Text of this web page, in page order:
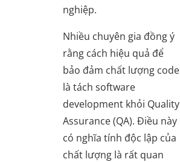
nghiệp.
Nhiều chuyên gia đồng ý
rằng cách hiệu quả để
bảo đảm chất lượng code
là tách software
development khỏi Quality
Assurance (QA). Điều này
có nghĩa tính độc lập của
chất lượng là rất quan